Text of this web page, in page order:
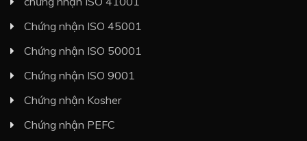
Chứng nhận ISO 45001
Chứng nhận ISO 50001
Chứng nhận ISO 9001
Chứng nhận Kosher
Chứng nhận PEFC